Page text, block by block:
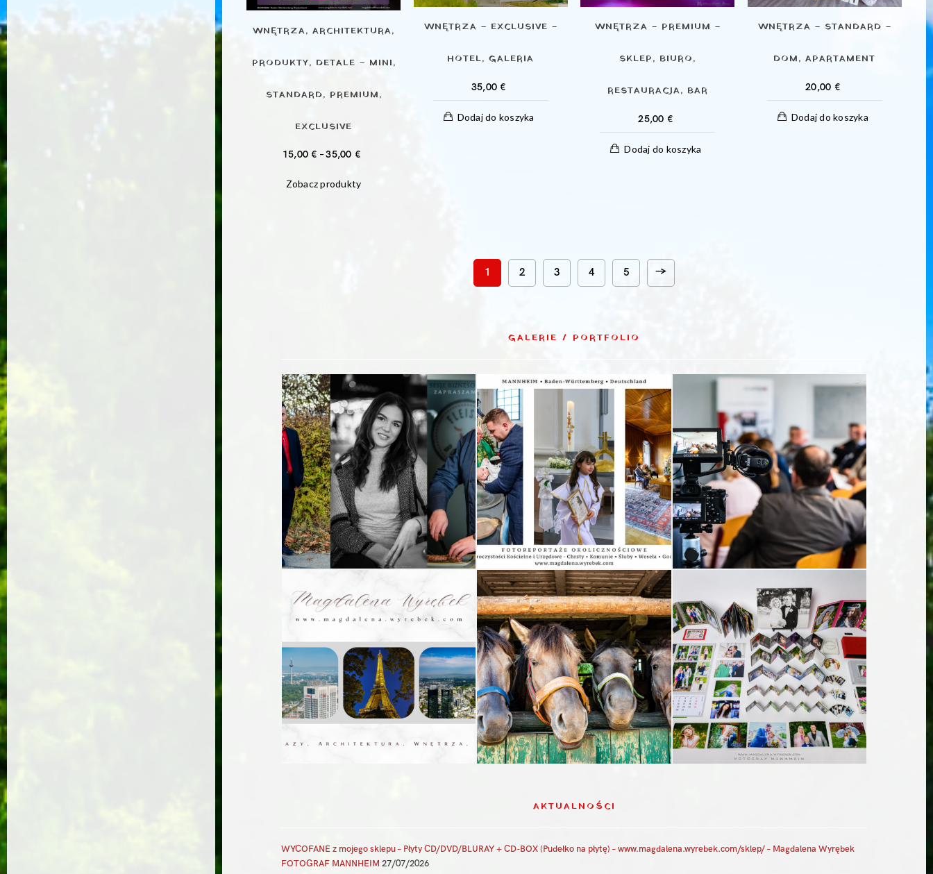
WNĘTRZA, ARCHITEKTURA,
PRODUKTY, DETALE – MINI,
STANDARD, PREMIUM,
EXCLUSIVE
15,00 € –35,00 €
OD
Zobacz produkty
WNĘTRZA – EXCLUSIVE –
HOTEL, GALERIA
35,00 €
Dodaj do koszyka
WNĘTRZA – PREMIUM –
SKLEP, BIURO,
RESTAURACJA, BAR
25,00 €
Dodaj do koszyka
WNĘTRZA – STANDARD –
DOM, APARTAMENT
20,00 €
Dodaj do koszyka
1 2 3 4 5 →
GALERIE / PORTFOLIO
AKTUALNOŚCI
WYCOFANE z mojego sklepu – Płyty CD/DVD/BLURAY + CD-BOX (Pudełko na płytę) – www.magdalena.wyrebek.com/sklep/ – Magdalena Wyrębek
FOTOGRAF MANNHEIM 27/07/2026